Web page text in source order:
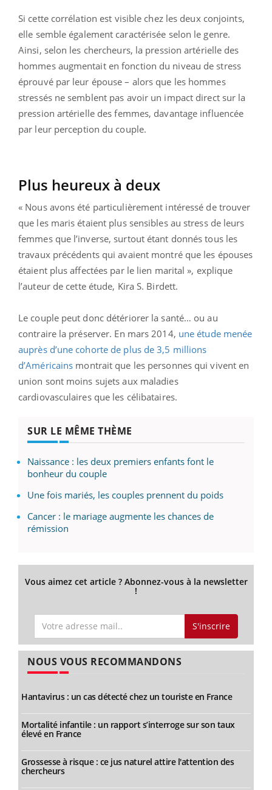
Si cette corrélation est visible chez les deux conjoints,
elle semble également caractérisée selon le genre.
Ainsi, selon les chercheurs, la pression artérielle des
hommes augmentait en fonction du niveau de stress
éprouvé par leur épouse – alors que les hommes
stressés ne semblent pas avoir un impact direct sur la
pression artérielle des femmes, davantage influencée
par leur perception du couple.
Plus heureux à deux
« Nous avons été particulièrement intéressé de trouver
que les maris étaient plus sensibles au stress de leurs
femmes que l’inverse, surtout étant donnés tous les
travaux précédents qui avaient montré que les épouses
étaient plus affectées par le lien marital », explique
l’auteur de cette étude, Kira S. Birdett.
Le couple peut donc détériorer la santé… ou au
contraire la préserver. En mars 2014, une étude menée
auprès d’une cohorte de plus de 3,5 millions
d’Américains montrait que les personnes qui vivent en
union sont moins sujets aux maladies
cardiovasculaires que les célibataires.
SUR LE MÊME THÈME
Naissance : les deux premiers enfants font le
bonheur du couple
Une fois mariés, les couples prennent du poids
Cancer : le mariage augmente les chances de
rémission
Vous aimez cet article ? Abonnez-vous à la newsletter
!
S'inscrire
NOUS VOUS RECOMMANDONS
Hantavirus : un cas détecté chez un touriste en France
Mortalité infantile : un rapport s’interroge sur son taux
élevé en France
Grossesse à risque : ce jus naturel attire l'attention des
chercheurs